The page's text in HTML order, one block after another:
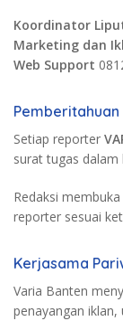
Koordinator
Marketing dan
Web Support
Pemberitahuan
Setiap reporter
surat tugas dalam
Redaksi
reporter sesuai
Kerjasama
Varia Banten
penayangan